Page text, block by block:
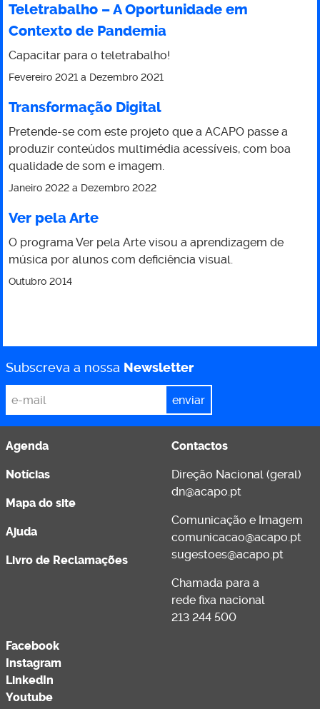
Teletrabalho – A Oportunidade em
Contexto de Pandemia
Capacitar para o teletrabalho!
Fevereiro 2021 a Dezembro 2021
Transformação Digital
Pretende-se com este projeto que a ACAPO passe a
produzir conteúdos multimédia acessíveis, com boa
qualidade de som e imagem.
Janeiro 2022 a Dezembro 2022
Ver pela Arte
O programa Ver pela Arte visou a aprendizagem de
música por alunos com deficiência visual.
Outubro 2014
Subscreva a nossa Newsletter
Email*
Agenda
Notícias
Mapa do site
Ajuda
Livro de Reclamações
Contactos
Direção Nacional (geral)
dn@acapo.pt
Comunicação e Imagem
comunicacao@acapo.pt
sugestoes@acapo.pt
Chamada para a
rede fixa nacional
213 244 500
Facebook
Instagram
LinkedIn
Youtube